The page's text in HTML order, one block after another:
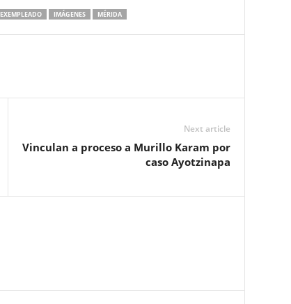
EXEMPLEADO IMÁGENES MÉRIDA
Next article
Vinculan a proceso a Murillo Karam por
caso Ayotzinapa